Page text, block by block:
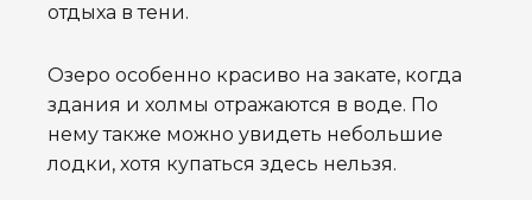
отдыха в тени.
Озеро особенно красиво на закате, когда
здания и холмы отражаются в воде. По
нему также можно увидеть небольшие
лодки, хотя купаться здесь нельзя.